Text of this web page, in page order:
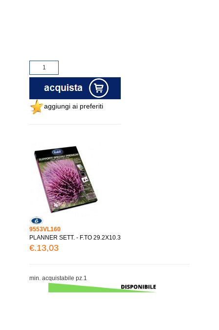
aggiungi ai preferiti
9553VL160
PLANNER SETT. - F.TO 29.2X10.3
€.13,03
min. acquistabile pz.1